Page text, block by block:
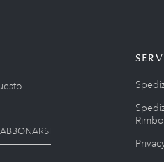
ABBONARSI